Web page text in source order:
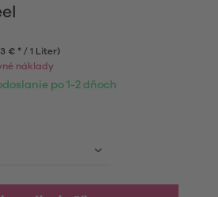
€ * / 1 Liter)
náklady
po 1-2 dňoch